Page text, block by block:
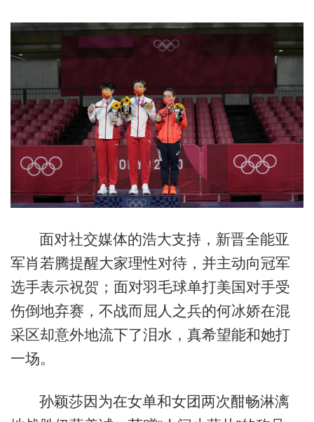
面对社交媒体的浩大支持，新晋全能亚
军肖若腾提醒大家理性对待，并主动向冠军
选手表示祝贺；面对羽毛球单打美国对手受
伤倒地弃赛，不战而屈人之兵的何冰娇在混
采区却意外地流下了泪水，真希望能和她打
一场。
孙颖莎因为在女单和女团两次酣畅淋漓